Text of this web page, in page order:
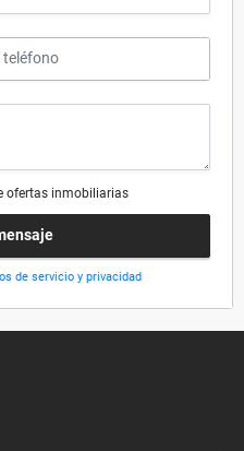
ofertas inmobiliarias
de servicio y privacidad